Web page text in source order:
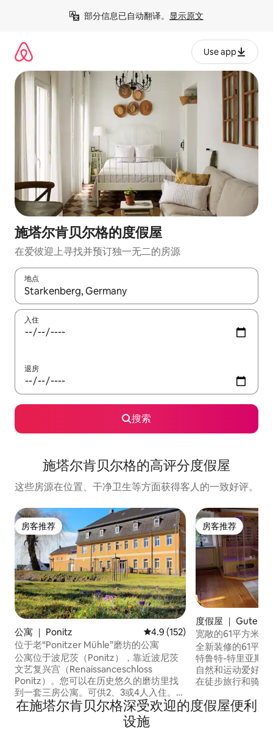
部分信息已自动翻译。 显示原文
Use app
施塔尔肯贝尔格的度假屋
在爱彼迎上寻找并预订独一无二的房源
地点
如有搜索结果，请使用上下方向键查看，或通过点击或滑动手势
入住
退房
搜索
施塔尔肯贝尔格的高评分度假屋
这些房源在位置、干净卫生等方面获得客人的一致好评。
房客推荐
房客推荐
公寓 ｜ Ponitz 平均评分 4.9 分（满分 5 分），
4.9 (152)
位于老“Ponitzer Mühle”磨坊的公寓
公寓位于波尼茨（Ponitz），靠近波尼茨
文艺复兴宫（Renaissanceschloss
Ponitz）。您可以在历史悠久的磨坊里找
到一套三房公寓。可供2、3或4人入住。客
厅有一张双人床，如有需要，我们可以为
三人添加一张床。楼下有一张床，可供第
四人使用。可为较小和最小的孩子提供
房客推荐
房客推荐
度假屋 ｜
宽敞的61平方米公
全新装修的61平
特鲁特-特里亚斯
自然和运动爱好者
在徒步旅行和骑自
（Weiße Elster）
景。无论是独自
在施塔尔肯贝尔格深受欢迎的度假屋便利
设施